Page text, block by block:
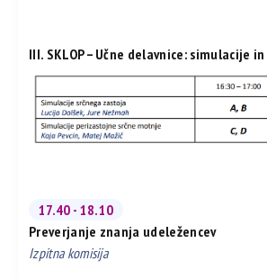
III. SKLOP – Učne delavnice: simulacije
17.40 - 18.10
Preverjanje znanja udeležencev
Izpitna komisija